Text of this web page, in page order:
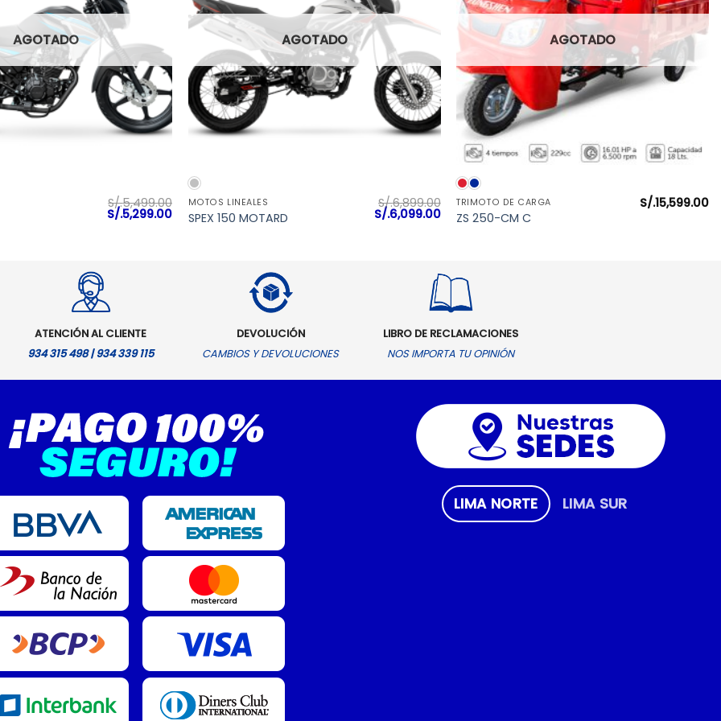
AGOTADO
S/.5,499.00
El
precio
S/.5,299.00El
precio
AGOTADO
MOTOS LINEALES
SPEX 150 MOTARD
S/.6,899.00
El
precio
S/.6,099.00El
precio
AGOTADO
TRIMOTO DE CARGA
ZS 250-CM C
S/.15,599.00
ATENCIÓN AL CLIENTE
934 315 498 | 934 339 115
DEVOLUCIÓN
CAMBIOS Y DEVOLUCIONES
LIBRO DE RECLAMACIONES
NOS IMPORTA TU OPINIÓN
LIMA NORTE LIMA SUR